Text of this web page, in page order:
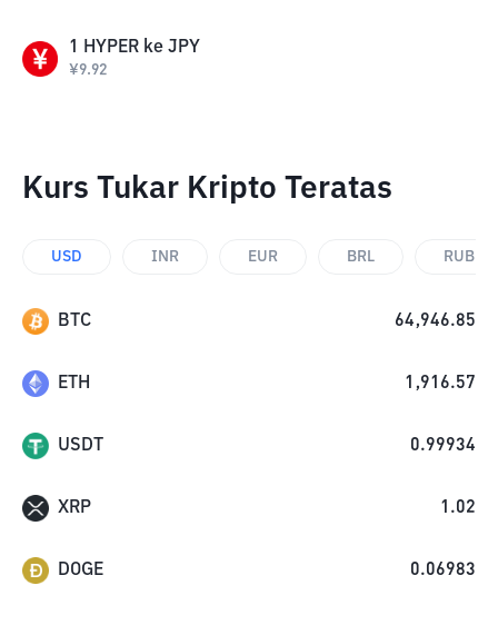
1 HYPER ke JPY
¥9.92
Kurs Tukar Kripto Teratas
USD INR EUR BRL RUB
BTC 64,946.85
ETH 1,916.57
USDT 0.99934
XRP 1.02
DOGE 0.06983